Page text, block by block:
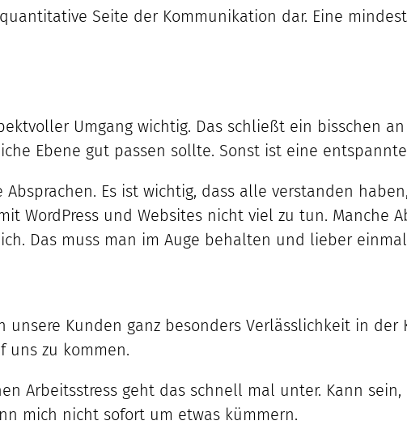
Seite der Kommunikation dar. Eine
Umgang wichtig. Das schließt ein bisschen
Ebene gut passen sollte. Sonst ist eine
Absprachen. Es ist wichtig, dass alle verstanden
WordPress und Websites nicht viel zu tun.
Das muss man im Auge behalten und lieber
unsere Kunden ganz besonders Verlässlichkeit in
uns zu kommen.
Arbeitsstress geht das schnell mal unter. Kann
mich nicht sofort um etwas kümmern.